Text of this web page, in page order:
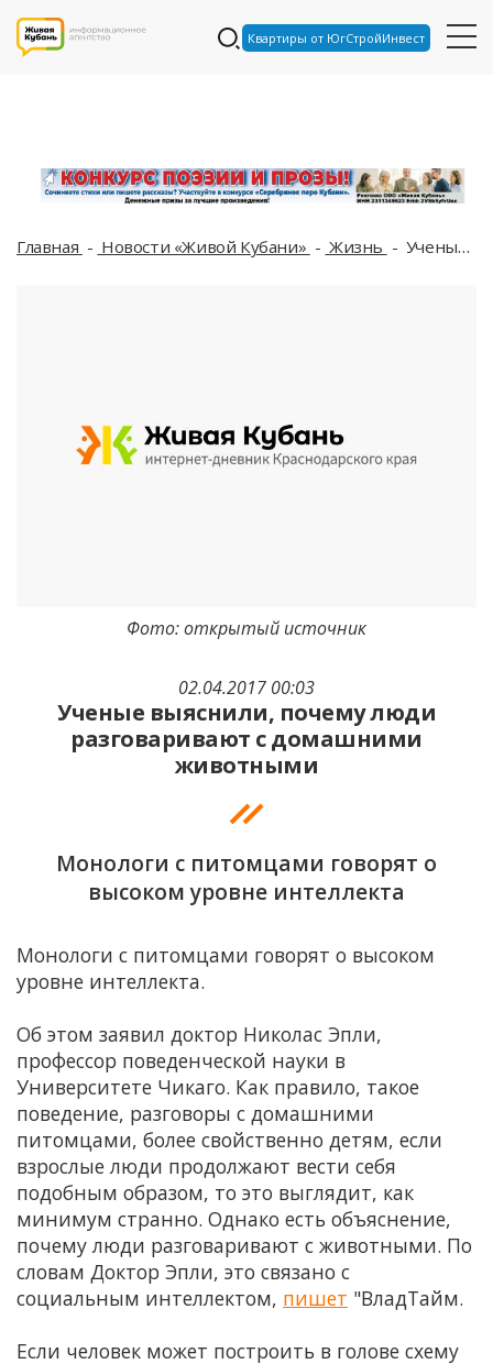
Квартиры от ЮгСтройИнвест
Главная Новости «Живой Кубани» Жизнь Ученые выяснили, почему люди разговаривают с домашними животными
02.04.2017 00:03
Ученые выяснили, почему люди
разговаривают с домашними
животными
Монологи с питомцами говорят о
высоком уровне интеллекта
Фото: открытый источник
Монологи с питомцами говорят о высоком
уровне интеллекта.
Об этом заявил доктор Николас Эпли,
профессор поведенческой науки в
Университете Чикаго. Как правило, такое
поведение, разговоры с домашними
питомцами, более свойственно детям, если
взрослые люди продолжают вести себя
подобным образом, то это выглядит, как
минимум странно. Однако есть объяснение,
почему люди разговаривают с животными. По
словам Доктор Эпли, это связано с
социальным интеллектом, пишет "ВладТайм.
Если человек может построить в голове схему